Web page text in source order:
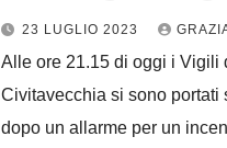
23 LUGLIO 2023
Alle ore 21.15 di oggi i Vigili
Civitavecchia si sono portati
dopo un allarme per un